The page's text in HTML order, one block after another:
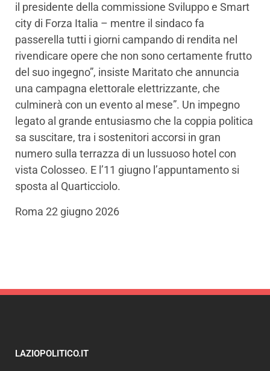
il presidente della commissione Sviluppo e Smart
city di Forza Italia – mentre il sindaco fa
passerella tutti i giorni campando di rendita nel
rivendicare opere che non sono certamente frutto
del suo ingegno”, insiste Maritato che annuncia
una campagna elettorale elettrizzante, che
culminerà con un evento al mese”. Un impegno
legato al grande entusiasmo che la coppia politica
sa suscitare, tra i sostenitori accorsi in gran
numero sulla terrazza di un lussuoso hotel con
vista Colosseo. E l’11 giugno l’appuntamento si
sposta al Quarticciolo.
​​​​​​​​​​Roma 22 giugno 2026
LAZIOPOLITICO.IT